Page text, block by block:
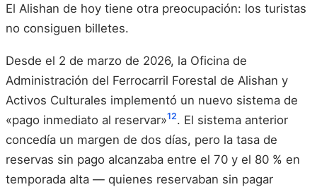
El Alishan de hoy tiene otra preocupación: los turistas
no consiguen billetes.
Desde el 2 de marzo de 2026, la Oficina de
Administración del Ferrocarril Forestal de Alishan y
Activos Culturales implementó un nuevo sistema de
«pago inmediato al reservar»12. El sistema anterior
concedía un margen de dos días, pero la tasa de
reservas sin pago alcanzaba entre el 70 y el 80 % en
temporada alta — quienes reservaban sin pagar